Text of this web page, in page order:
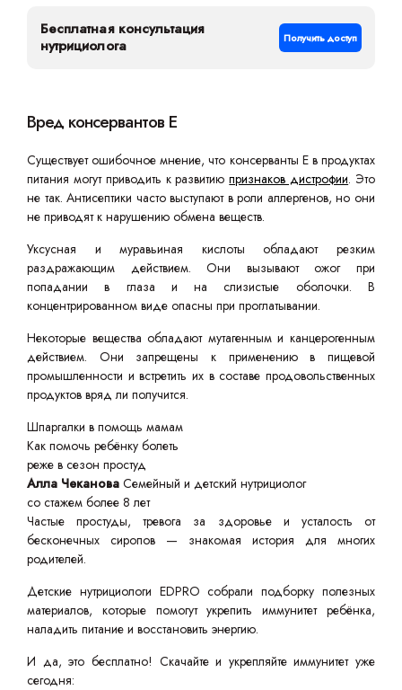
Бесплатная консультация
нутрициолога
Получить доступ
Вред консервантов Е
Существует ошибочное мнение, что консерванты Е в продуктах
питания могут приводить к развитиюпризнаков дистрофии. Это
не так. Антисептики часто выступают в роли аллергенов, но они
не приводят к нарушению обмена веществ.
Уксусная и муравьиная кислоты обладают резким
раздражающим действием. Они вызывают ожог при
попадании в глаза и на слизистые оболочки. В
концентрированном виде опасны при проглатывании.
Некоторые вещества обладают мутагенным и канцерогенным
действием. Они запрещены к применению в пищевой
промышленности и встретить их в составе продовольственных
продуктов вряд ли получится.
Шпаргалки в помощь мамам
Как помочь ребёнку болеть
реже в сезон простуд
Алла Чеканова Семейный и детский нутрициолог
со стажем более 8 лет
Частые простуды, тревога за здоровье и усталость от
бесконечных сиропов — знакомая история для многих
родителей.
Детские нутрициологи EDPRO собрали подборку полезных
материалов, которые помогут укрепить иммунитет ребёнка,
наладить питание и восстановить энергию.
И да, это бесплатно! Скачайте и укрепляйте иммунитет уже
сегодня: